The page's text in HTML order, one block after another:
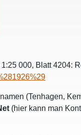
000, Blatt 4204:
(Tenhagen,
(hier kann man